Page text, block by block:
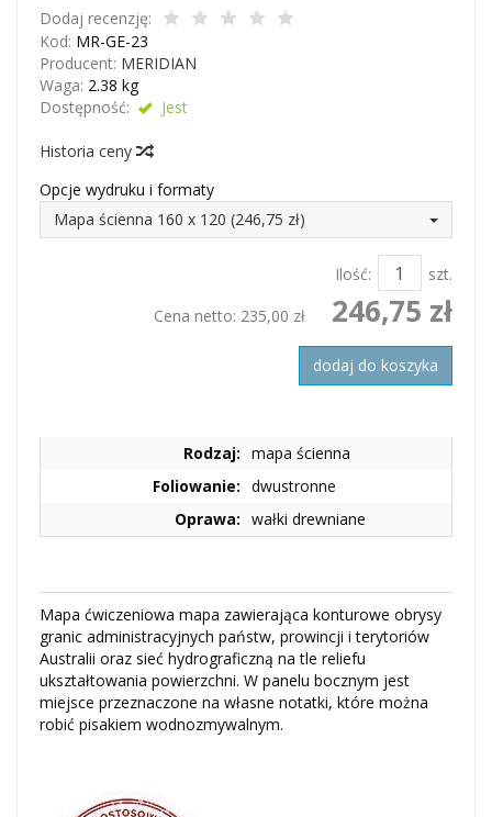
Dodaj recenzję:
Kod: MR-GE-23
Producent: MERIDIAN
Waga: 2.38 kg
Dostępność:
Jest
Historia ceny
Opcje wydruku i formaty
Mapa ścienna 160 x 120 (246,75 zł)
Ilość:
szt.
Cena netto: 235,00 zł 246,75 zł
dodaj do koszyka
Rodzaj: mapa ścienna
Foliowanie: dwustronne
Oprawa: wałki drewniane
Mapa ćwiczeniowa mapa zawierająca konturowe obrysy
granic administracyjnych państw, prowincji i terytoriów
Australii oraz sieć hydrograficzną na tle reliefu
ukształtowania powierzchni. W panelu bocznym jest
miejsce przeznaczone na własne notatki, które można
robić pisakiem wodnozmywalnym.